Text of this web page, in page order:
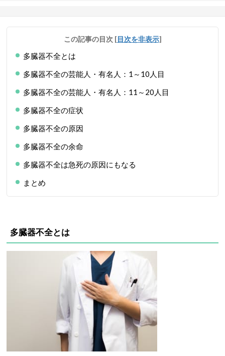
この記事の目次 [目次を非表示]
多臓器不全とは
多臓器不全の芸能人・有名人：1～10人目
多臓器不全の芸能人・有名人：11～20人目
多臓器不全の症状
多臓器不全の原因
多臓器不全の余命
多臓器不全は急死の原因にもなる
まとめ
多臓器不全とは